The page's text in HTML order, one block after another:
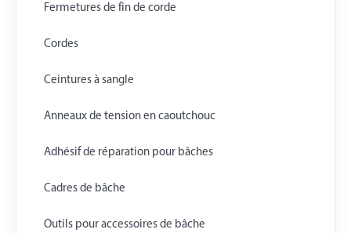
Fermetures de fin de corde
Cordes
Ceintures à sangle
Anneaux de tension en caoutchouc
Adhésif de réparation pour bâches
Cadres de bâche
Outils pour accessoires de bâche